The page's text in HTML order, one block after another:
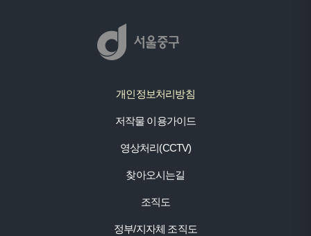
개인정보처리방침
저작물 이용가이드
영상처리(CCTV)
찾아오시는길
조직도
정부/지자체 조직도